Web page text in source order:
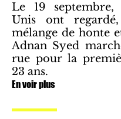
Le 19 septembre,
Unis ont
mélange de honte
Adnan Syed
rue pour la
23 ans.
En voir plus